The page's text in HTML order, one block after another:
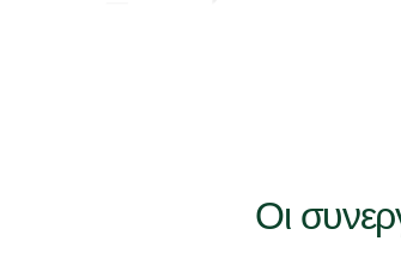
ταξιδιωτικούς προορισμούς του κόσμου.
Οι